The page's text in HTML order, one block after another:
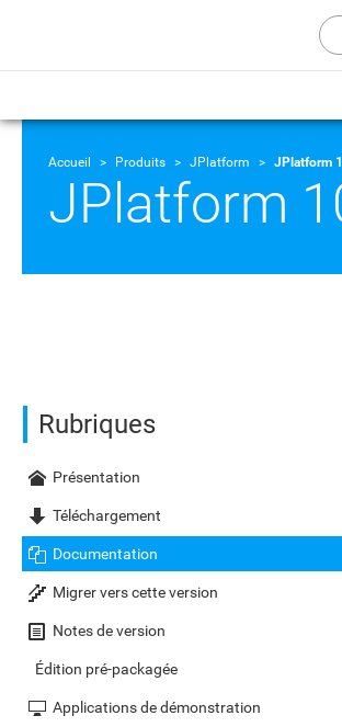
Accueil Produits JPlatform JPlatform
JPlatform
Rubriques
Présentation
Téléchargement
Documentation
Migrer vers cette version
Notes de version
Édition pré-packagée
Applications de démonstration